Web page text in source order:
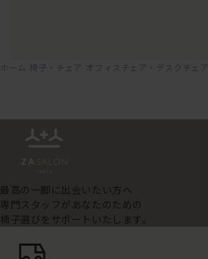
ホーム 椅子・チェア オフィスチェア・デスクチェア
最高の一脚に出会いたい方へ
専門スタッフがあなたのための
椅子選びをサポートいたします。